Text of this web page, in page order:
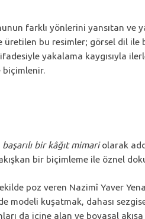
farklı yönlerini yansıtan ve
üretilen bu resimler; görsel dil
yakalama kaygısıyla
biçimlenir.
başarılı bir kâğıt mimariolarak
bir biçimleme ile öznel
poz veren Nazimî Yaver
modeli kuşatmak, dahası
da içine alan ve boyasal